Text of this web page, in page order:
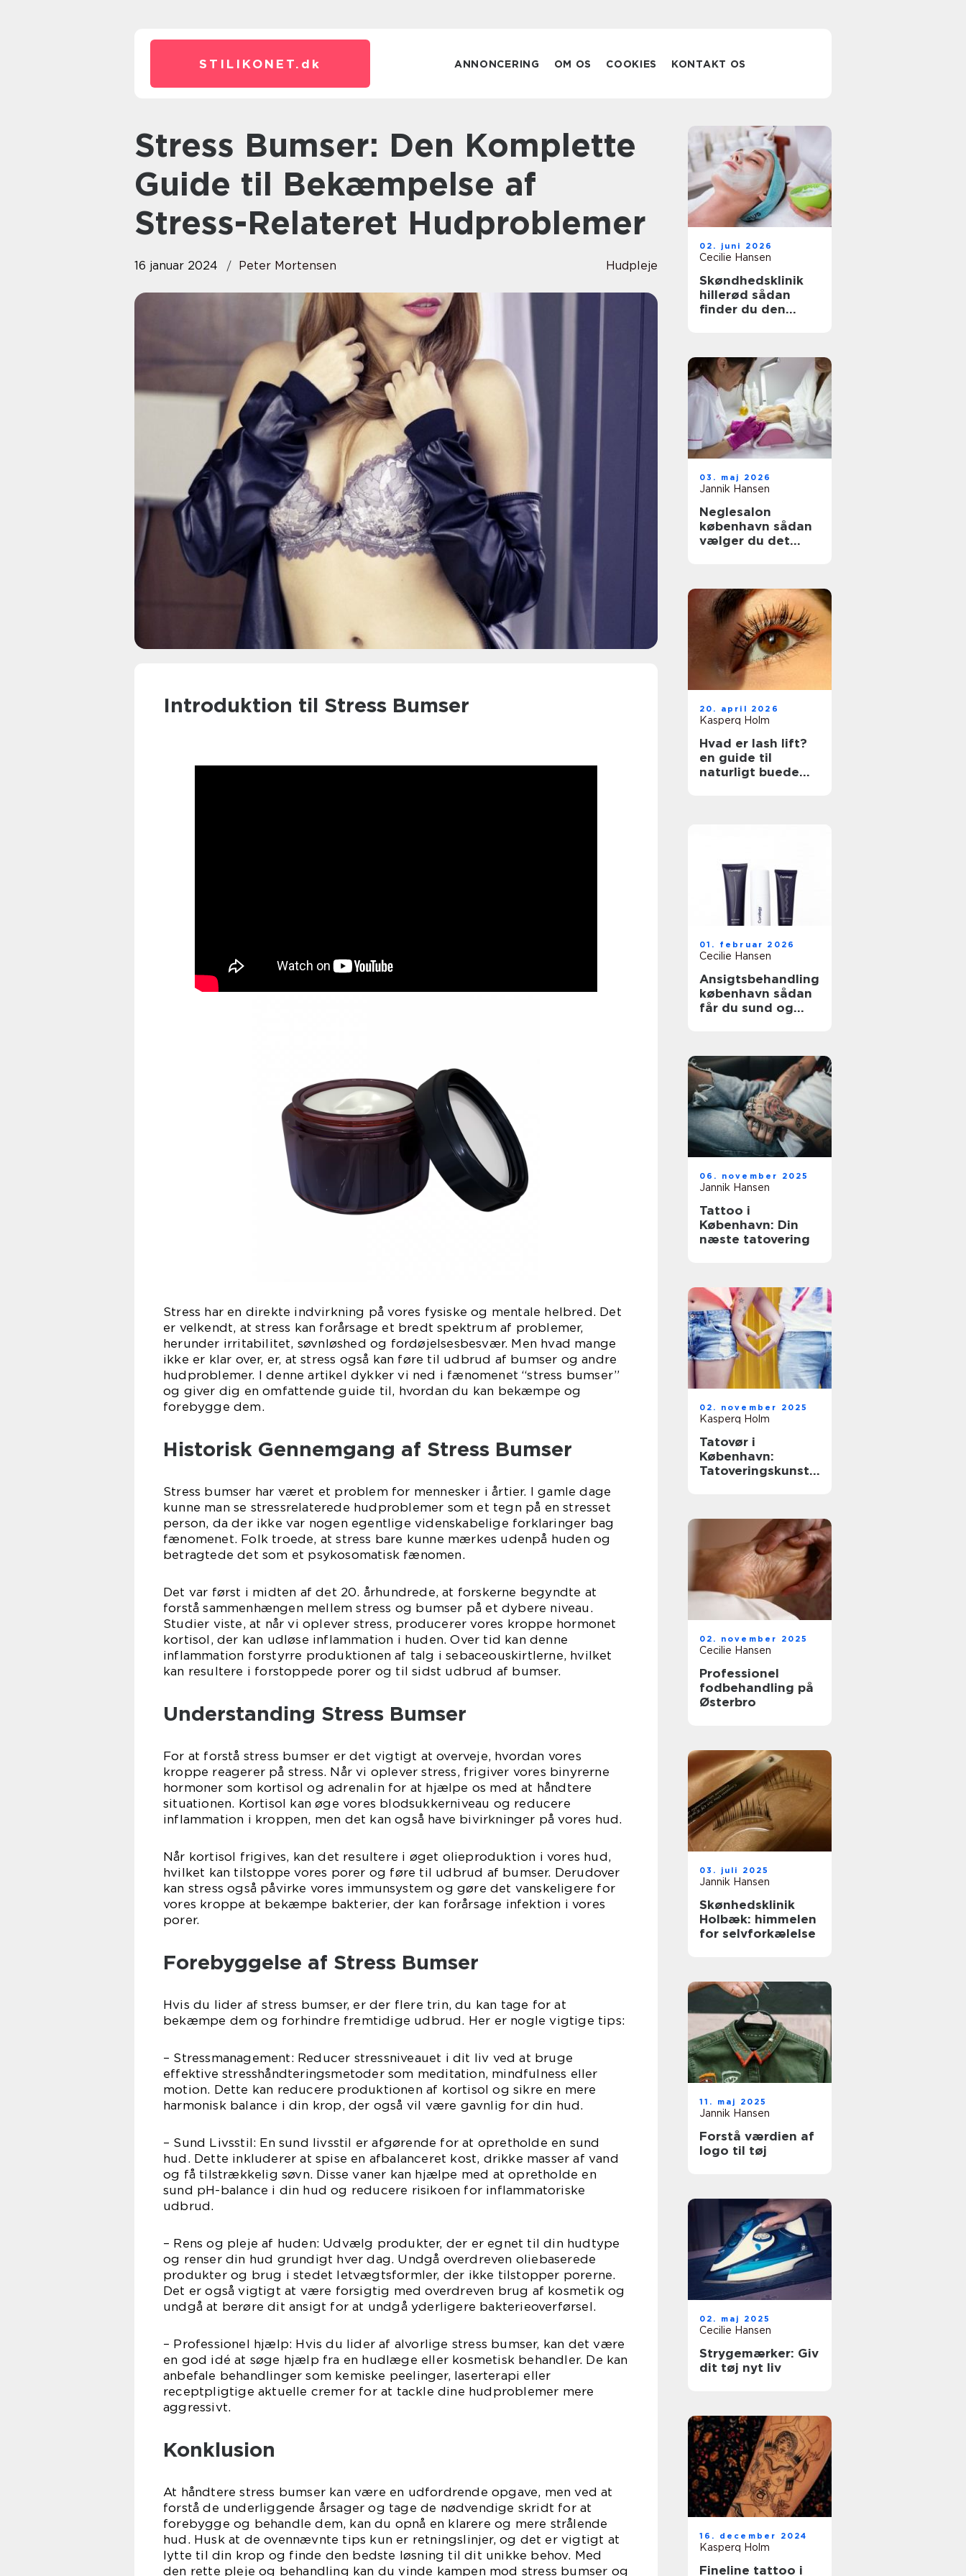
STILIKONET. dk ANNONCERING OM OS COOKIES KONTAKT OS
Stress Bumser: Den Komplette
Guide til Bekæmpelse af
Stress-Relateret Hudproblemer
16 januar 2024 Peter Mortensen Hudpleje
Introduktion til Stress Bumser
Stress har en direkte indvirkning på vores fysiske og mentale helbred. Det
er velkendt, at stress kan forårsage et bredt spektrum af problemer,
herunder irritabilitet, søvnløshed og fordøjelsesbesvær. Men hvad mange
ikke er klar over, er, at stress også kan føre til udbrud af bumser og andre
hudproblemer. I denne artikel dykker vi ned i fænomenet “stress bumser”
og giver dig en omfattende guide til, hvordan du kan bekæmpe og
forebygge dem.
Historisk Gennemgang af Stress Bumser
Stress bumser har været et problem for mennesker i årtier. I gamle dage
kunne man se stressrelaterede hudproblemer som et tegn på en stresset
person, da der ikke var nogen egentlige videnskabelige forklaringer bag
fænomenet. Folk troede, at stress bare kunne mærkes udenpå huden og
betragtede det som et psykosomatisk fænomen.
Det var først i midten af det 20. århundrede, at forskerne begyndte at
forstå sammenhængen mellem stress og bumser på et dybere niveau.
Studier viste, at når vi oplever stress, producerer vores kroppe hormonet
kortisol, der kan udløse inflammation i huden. Over tid kan denne
inflammation forstyrre produktionen af talg i sebaceouskirtlerne, hvilket
kan resultere i forstoppede porer og til sidst udbrud af bumser.
Understanding Stress Bumser
For at forstå stress bumser er det vigtigt at overveje, hvordan vores
kroppe reagerer på stress. Når vi oplever stress, frigiver vores binyrerne
hormoner som kortisol og adrenalin for at hjælpe os med at håndtere
situationen. Kortisol kan øge vores blodsukkerniveau og reducere
inflammation i kroppen, men det kan også have bivirkninger på vores hud.
Når kortisol frigives, kan det resultere i øget olieproduktion i vores hud,
hvilket kan tilstoppe vores porer og føre til udbrud af bumser. Derudover
kan stress også påvirke vores immunsystem og gøre det vanskeligere for
vores kroppe at bekæmpe bakterier, der kan forårsage infektion i vores
porer.
Forebyggelse af Stress Bumser
Hvis du lider af stress bumser, er der flere trin, du kan tage for at
bekæmpe dem og forhindre fremtidige udbrud. Her er nogle vigtige tips:
– Stressmanagement: Reducer stressniveauet i dit liv ved at bruge
effektive stresshåndteringsmetoder som meditation, mindfulness eller
motion. Dette kan reducere produktionen af kortisol og sikre en mere
harmonisk balance i din krop, der også vil være gavnlig for din hud.
– Sund Livsstil: En sund livsstil er afgørende for at opretholde en sund
hud. Dette inkluderer at spise en afbalanceret kost, drikke masser af vand
og få tilstrækkelig søvn. Disse vaner kan hjælpe med at opretholde en
sund pH-balance i din hud og reducere risikoen for inflammatoriske
udbrud.
– Rens og pleje af huden: Udvælg produkter, der er egnet til din hudtype
og renser din hud grundigt hver dag. Undgå overdreven oliebaserede
produkter og brug i stedet letvægtsformler, der ikke tilstopper porerne.
Det er også vigtigt at være forsigtig med overdreven brug af kosmetik og
undgå at berøre dit ansigt for at undgå yderligere bakterieoverførsel.
– Professionel hjælp: Hvis du lider af alvorlige stress bumser, kan det være
en god idé at søge hjælp fra en hudlæge eller kosmetisk behandler. De kan
anbefale behandlinger som kemiske peelinger, laserterapi eller
receptpligtige aktuelle cremer for at tackle dine hudproblemer mere
aggressivt.
Konklusion
At håndtere stress bumser kan være en udfordrende opgave, men ved at
forstå de underliggende årsager og tage de nødvendige skridt for at
forebygge og behandle dem, kan du opnå en klarere og mere strålende
hud. Husk at de ovennævnte tips kun er retningslinjer, og det er vigtigt at
lytte til din krop og finde den bedste løsning til dit unikke behov. Med
den rette pleje og behandling kan du vinde kampen mod stress bumser og
02. juni 2026
Cecilie Hansen
Skøndhedsklinik
hillerød sådan
finder du den
03. maj 2026
Jannik Hansen
Neglesalon
københavn sådan
vælger du det
20. april 2026
Kasperq Holm
Hvad er lash lift?
en guide til
naturligt buede
01. februar 2026
Cecilie Hansen
Ansigtsbehandling
københavn sådan
får du sund og
06. november 2025
Jannik Hansen
Tattoo i
København: Din
næste tatovering
02. november 2025
Kasperq Holm
Tatovør i
København:
Tatoveringskunst i
02. november 2025
Cecilie Hansen
Professionel
fodbehandling på
Østerbro
03. juli 2025
Jannik Hansen
Skønhedsklinik
Holbæk: himmelen
for selvforkælelse
11. maj 2025
Jannik Hansen
Forstå værdien af
logo til tøj
02. maj 2025
Cecilie Hansen
Strygemærker: Giv
dit tøj nyt liv
16. december 2024
Kasperq Holm
Fineline tattoo i